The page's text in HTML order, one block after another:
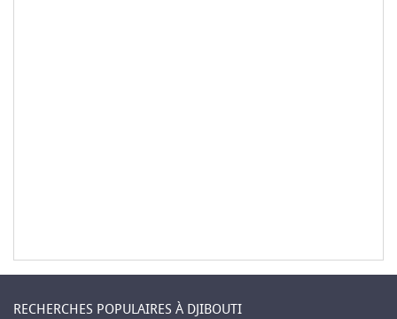
RECHERCHES POPULAIRES À DJIBOUTI